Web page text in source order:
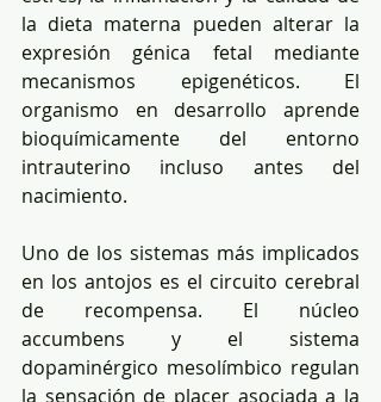
la dieta materna pueden alterar la
expresión génica fetal mediante
mecanismos epigenéticos. El
organismo en desarrollo aprende
bioquímicamente del entorno
intrauterino incluso antes del
nacimiento.
Uno de los sistemas más implicados
en los antojos es el circuito cerebral
de recompensa. El núcleo
accumbens y el sistema
dopaminérgico mesolímbico regulan
la sensación de placer asociada a la